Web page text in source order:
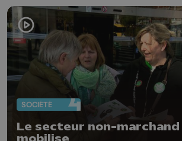
SOCIÉTÉ
Le secteur non-marchand